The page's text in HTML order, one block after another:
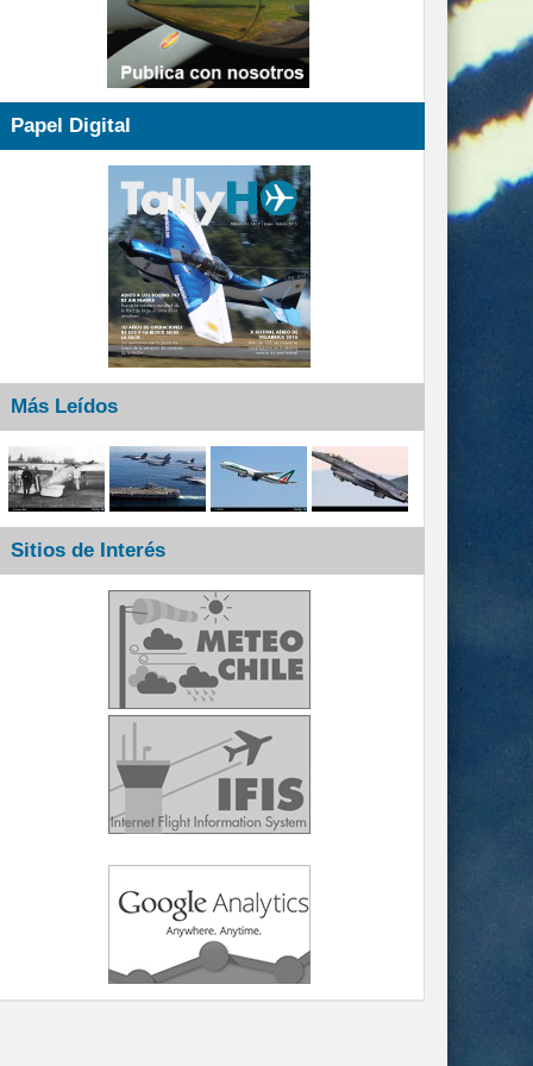
Papel Digital
Más Leídos
Sitios de Interés